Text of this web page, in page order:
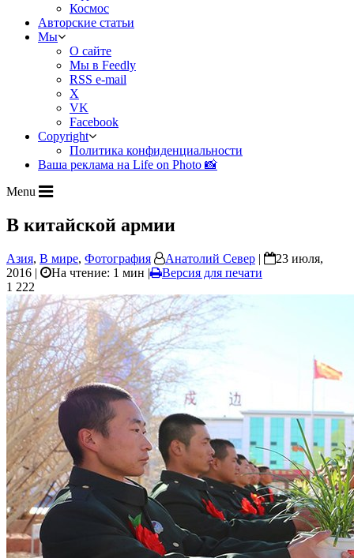
Космос
Авторские статьи
Мы
О сайте
Мы в Feedly
RSS e-mail
X
VK
Facebook
Copyright
Политика конфиденциальности
Ваша реклама на Life on Photo 📸
Menu
В китайской армии
Азия, В мире, Фотография Анатолий Север |
23 июля,
2016 |
На чтение: 1 мин |
Версия для печати
1 222